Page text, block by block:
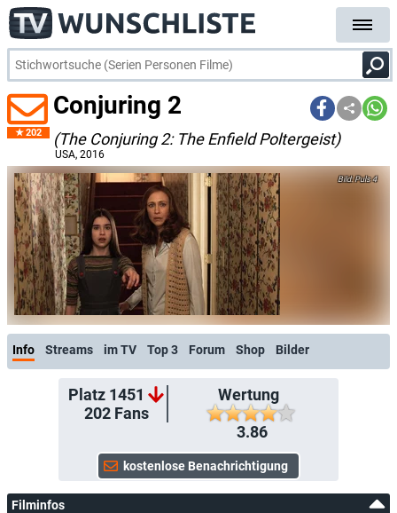
202
Conjuring 2
(The Conjuring 2: The Enfield Poltergeist)
USA, 2016
Puls 4
Info Streams im TV Top 3 Forum Shop Bilder
Platz 1451
202Fans
Wertung
3.86
Filminfos